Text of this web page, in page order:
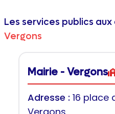
Les services publics
Vergons
Mairie - Vergons
Adresse : 16 place